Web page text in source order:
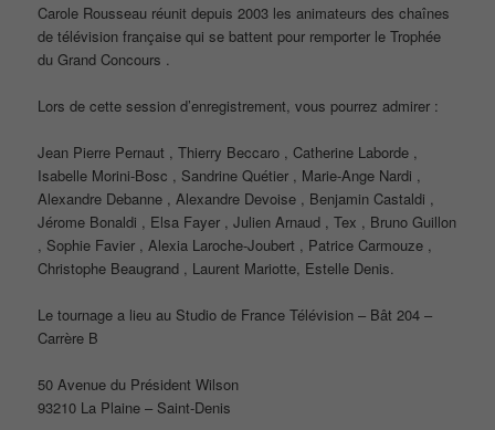
Carole Rousseau réunit depuis 2003 les animateurs des chaînes
de télévision française qui se battent pour remporter le Trophée
du Grand Concours .
Lors de cette session d’enregistrement, vous pourrez admirer :
Jean Pierre Pernaut , Thierry Beccaro , Catherine Laborde ,
Isabelle Morini-Bosc , Sandrine Quétier , Marie-Ange Nardi ,
Alexandre Debanne , Alexandre Devoise , Benjamin Castaldi ,
Jérome Bonaldi , Elsa Fayer , Julien Arnaud , Tex , Bruno Guillon
, Sophie Favier , Alexia Laroche-Joubert , Patrice Carmouze ,
Christophe Beaugrand , Laurent Mariotte, Estelle Denis.
Le tournage a lieu au Studio de France Télévision – Bât 204 –
Carrère B
50 Avenue du Président Wilson
93210 La Plaine – Saint-Denis